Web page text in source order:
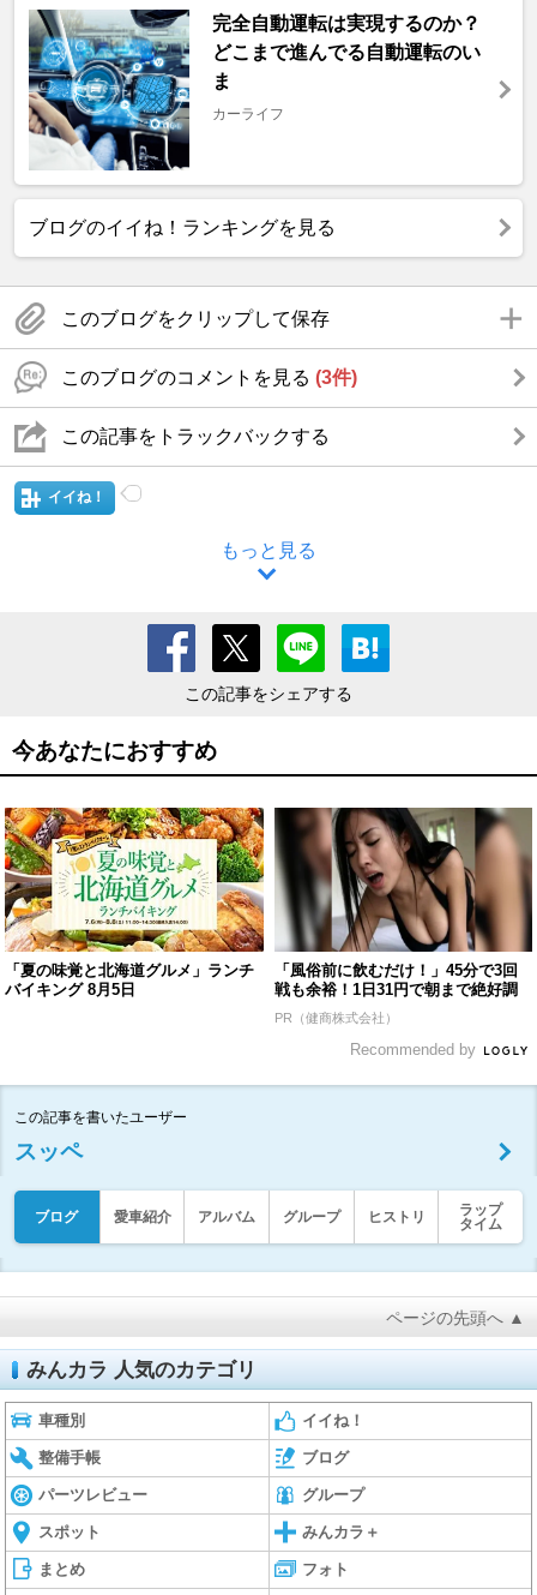
完全自動運転は実現するのか？
どこまで進んでる自動運転のい
ま
カーライフ
ブログのイイね！ランキングを見る
このブログをクリップして保存
このブログのコメントを見る (3件)
この記事をトラックバックする
イイね！
もっと見る
この記事をシェアする
今あなたにおすすめ
「夏の味覚と北海道グルメ」ランチ
バイキング 8月5日
「風俗前に飲むだけ！」45分で3回
戦も余裕！1日31円で朝まで絶好調
PR（健商株式会社）
Recommended by
この記事を書いたユーザー
スッペ
ブログ 愛車紹介 アルバム グループ ヒストリ
ラップ
タイム
ページの先頭へ ▲
みんカラ 人気のカテゴリ
車種別 イイね！
整備手帳 ブログ
パーツレビュー グループ
スポット みんカラ＋
まとめ フォト